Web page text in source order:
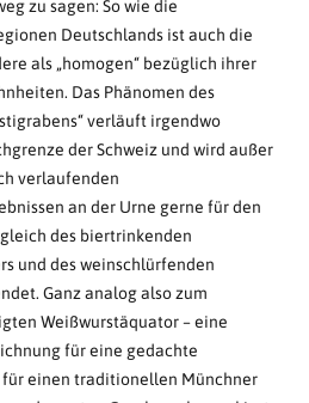
zu sagen: So wie die
Deutschlands ist auch die
als „homogen“ bezüglich ihrer
Das Phänomen des
verläuft irgendwo
der Schweiz und wird außer
verlaufenden
an der Urne gerne für den
des biertrinkenden
und des weinschlürfenden
Ganz analog also zum
Weißwurstäquator – eine
für eine gedachte
für einen traditionellen Münchner